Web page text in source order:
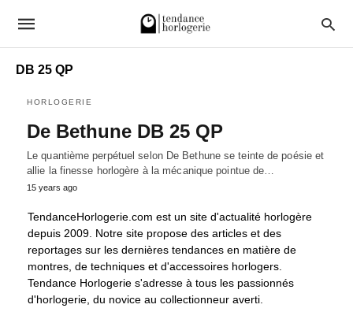
DB 25 QP
HORLOGERIE
De Bethune DB 25 QP
Le quantième perpétuel selon De Bethune se teinte de poésie et
allie la finesse horlogère à la mécanique pointue de…
15 years ago
TendanceHorlogerie.com est un site d'actualité horlogère
depuis 2009. Notre site propose des articles et des
reportages sur les dernières tendances en matière de
montres, de techniques et d'accessoires horlogers.
Tendance Horlogerie s'adresse à tous les passionnés
d'horlogerie, du novice au collectionneur averti.